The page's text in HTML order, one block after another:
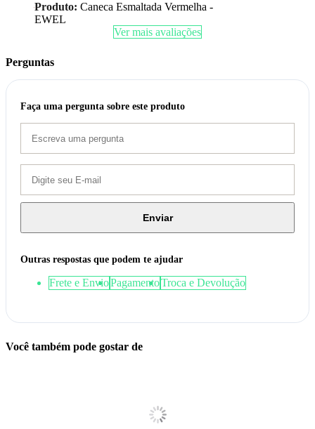
Produto: Caneca Esmaltada Vermelha -
EWEL
Ver mais avaliações
Perguntas
Faça uma pergunta sobre este produto
Enviar
Outras respostas que podem te ajudar
Frete e EnvioPagamentoTroca e Devolução
Você também pode gostar de